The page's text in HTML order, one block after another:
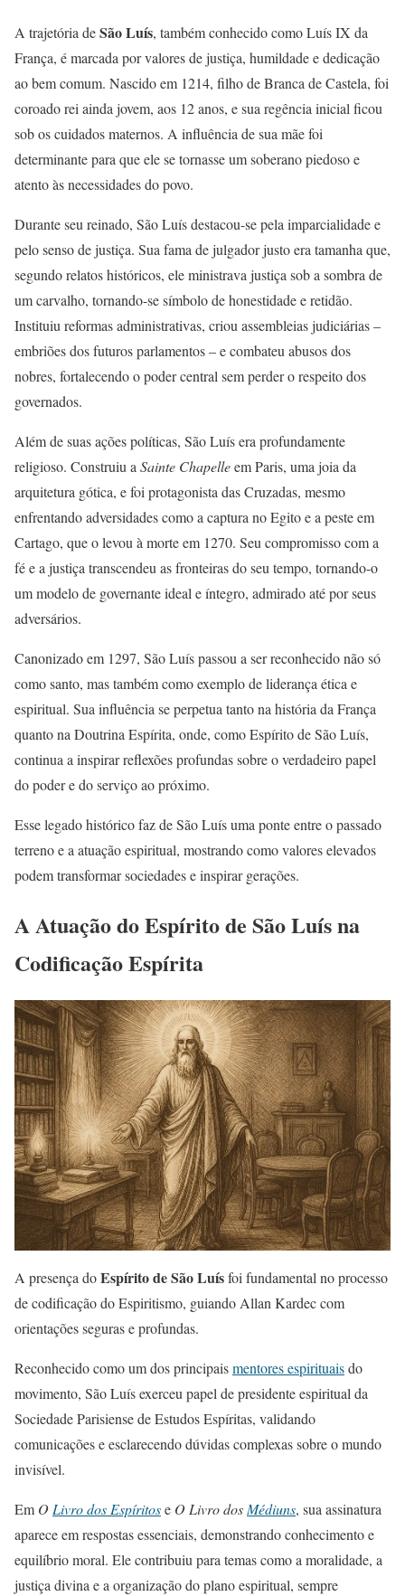
A trajetória deSão Luís, também conhecido como Luís IX da
França, é marcada por valores de justiça, humildade e dedicação
ao bem comum. Nascido em 1214, filho de Branca de Castela, foi
coroado rei ainda jovem, aos 12 anos, e sua regência inicial ficou
sob os cuidados maternos. A influência de sua mãe foi
determinante para que ele se tornasse um soberano piedoso e
atento às necessidades do povo.
Durante seu reinado, São Luís destacou-se pela imparcialidade e
pelo senso de justiça. Sua fama de julgador justo era tamanha que,
segundo relatos históricos, ele ministrava justiça sob a sombra de
um carvalho, tornando-se símbolo de honestidade e retidão.
Instituiu reformas administrativas, criou assembleias judiciárias –
embriões dos futuros parlamentos – e combateu abusos dos
nobres, fortalecendo o poder central sem perder o respeito dos
governados.
Além de suas ações políticas, São Luís era profundamente
religioso. Construiu a Sainte Chapelleem Paris, uma joia da
arquitetura gótica, e foi protagonista das Cruzadas, mesmo
enfrentando adversidades como a captura no Egito e a peste em
Cartago, que o levou à morte em 1270. Seu compromisso com a
fé e a justiça transcendeu as fronteiras do seu tempo, tornando-o
um modelo de governante ideal e íntegro, admirado até por seus
adversários.
Canonizado em 1297, São Luís passou a ser reconhecido não só
como santo, mas também como exemplo de liderança ética e
espiritual. Sua influência se perpetua tanto na história da França
quanto na Doutrina Espírita, onde, como Espírito de São Luís,
continua a inspirar reflexões profundas sobre o verdadeiro papel
do poder e do serviço ao próximo.
Esse legado histórico faz de São Luís uma ponte entre o passado
terreno e a atuação espiritual, mostrando como valores elevados
podem transformar sociedades e inspirar gerações.
A Atuação do Espírito de São Luís na
Codificação Espírita
A presença doEspírito de São Luísfoi fundamental no processo
de codificação do Espiritismo, guiando Allan Kardec com
orientações seguras e profundas.
Reconhecido como um dos principaismentores espirituaisdo
movimento, São Luís exerceu papel de presidente espiritual da
Sociedade Parisiense de Estudos Espíritas, validando
comunicações e esclarecendo dúvidas complexas sobre o mundo
invisível.
Em O Livro dos Espíritose O Livro dos Médiuns, sua assinatura
aparece em respostas essenciais, demonstrando conhecimento e
equilíbrio moral. Ele contribuiu para temas como a moralidade, a
justiça divina e a organização do plano espiritual, sempre